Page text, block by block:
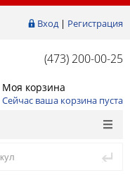
Вход| Регистрация
(473) 200-00-25
Моя корзина
Сейчас ваша корзина пуста